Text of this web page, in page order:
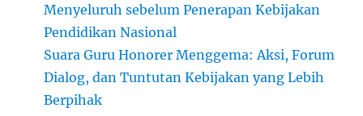
Menyeluruh sebelum Penerapan Kebijakan
Pendidikan Nasional
Suara Guru Honorer Menggema: Aksi, Forum
Dialog, dan Tuntutan Kebijakan yang Lebih
Berpihak